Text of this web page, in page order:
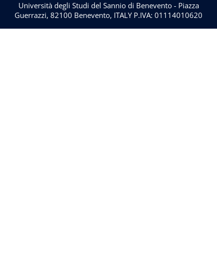
Università degli Studi del Sannio di Benevento - Piazza
Guerrazzi, 82100 Benevento, ITALY P.IVA: 01114010620